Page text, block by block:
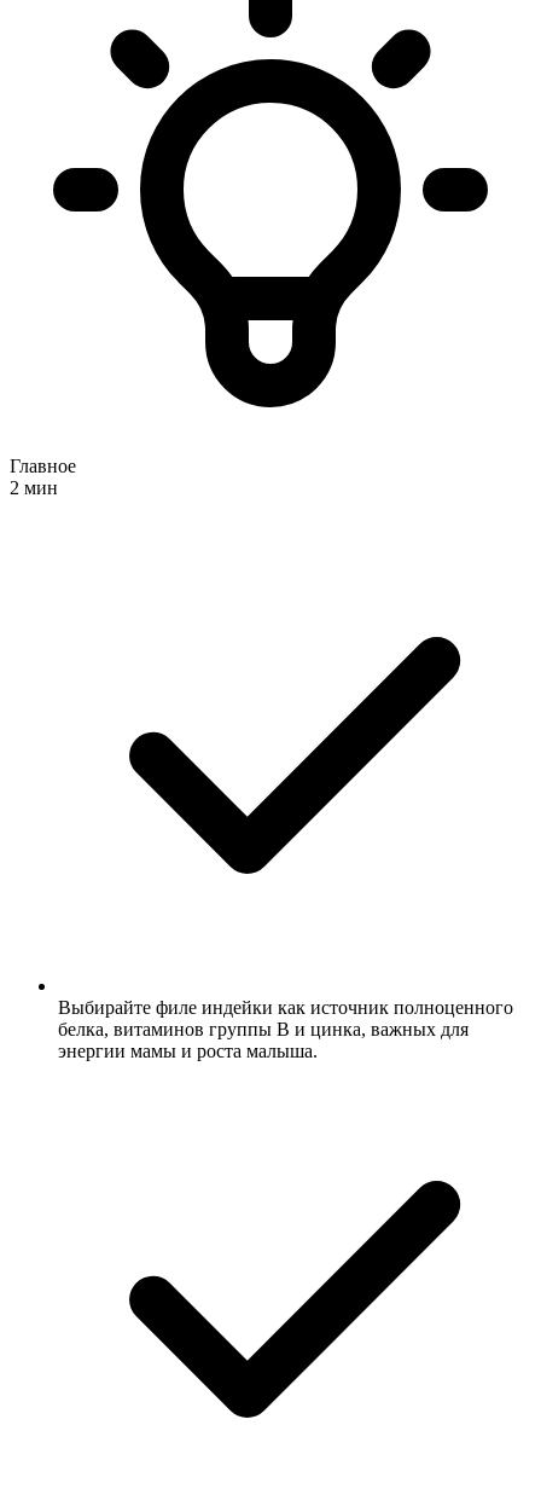
Главное
2 мин
Выбирайте филе индейки как источник полноценного
белка, витаминов группы B и цинка, важных для
энергии мамы и роста малыша.